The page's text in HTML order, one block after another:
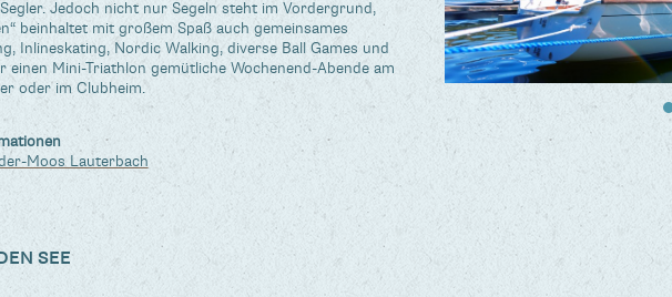
Jedoch nicht nur Segeln steht im Vordergrund,
beinhaltet mit großem Spaß auch gemeinsames
Inlineskating, Nordic Walking, diverse Ball Games und
einen Mini-Triathlon gemütliche Wochenend-Abende am
oder im Clubheim.
Moos Lauterbach
SEE